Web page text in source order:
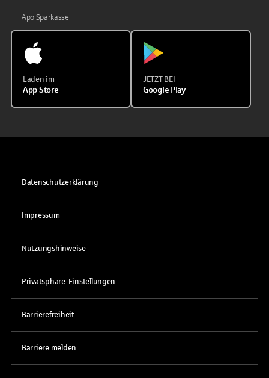
App Sparkasse
Laden im
App Store
JETZT BEI
Google Play
Datenschutzerklärung
Impressum
Nutzungshinweise
Privatsphäre-Einstellungen
Barrierefreiheit
Barriere melden